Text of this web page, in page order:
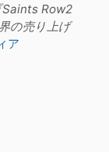
Saints Row2
の売り上げ
ア